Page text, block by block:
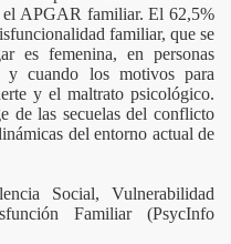
el APGAR familiar. El 62,5%
familiar, que se
es femenina, en personas
y cuando los motivos para
y el maltrato psicológico.
de las secuelas del conflicto
del entorno actual de
Social, Vulnerabilidad
Familiar (PsycInfo
el Departamento del
Políticas de Seguridad